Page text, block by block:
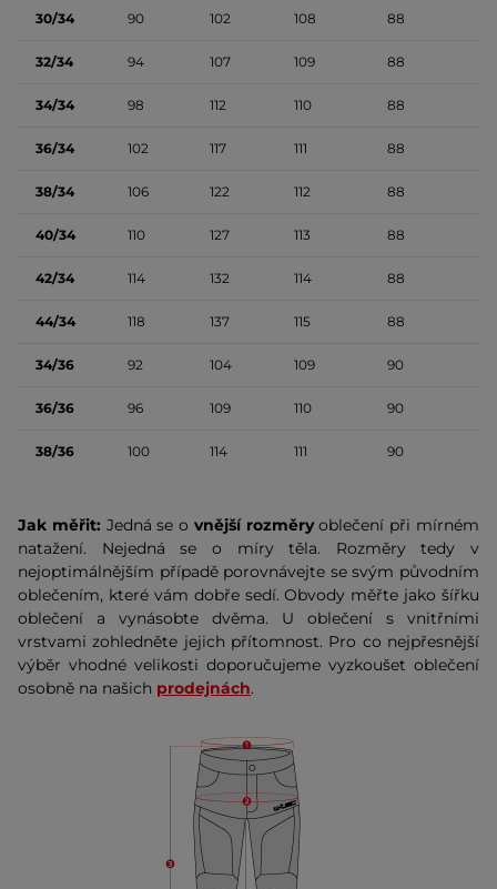
30/34 90 102 108 88
32/34 94 107 109 88
34/34 98 112 110 88
36/34 102 117 111 88
38/34 106 122 112 88
40/34 110 127 113 88
42/34 114 132 114 88
44/34 118 137 115 88
34/36 92 104 109 90
36/36 96 109 110 90
38/36 100 114 111 90
Jak měřit: Jedná se o vnější rozměryoblečení při mírném
natažení. Nejedná se o míry těla. Rozměry tedy v
nejoptimálnějším případě porovnávejte se svým původním
oblečením, které vám dobře sedí. Obvody měřte jako šířku
oblečení a vynásobte dvěma. U oblečení s vnitřními
vrstvami zohledněte jejich přítomnost. Pro co nejpřesnější
výběr vhodné velikosti doporučujeme vyzkoušet oblečení
osobně na našich prodejnách.